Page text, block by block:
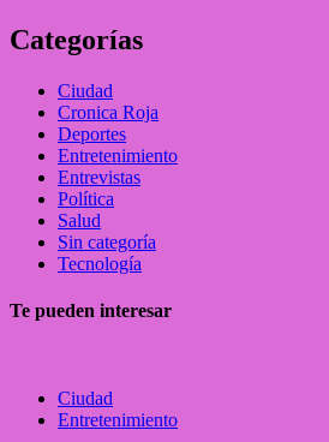
Categorías
Ciudad
Cronica Roja
Deportes
Entretenimiento
Entrevistas
Política
Salud
Sin categoría
Tecnología
Te pueden interesar
Ciudad
Entretenimiento